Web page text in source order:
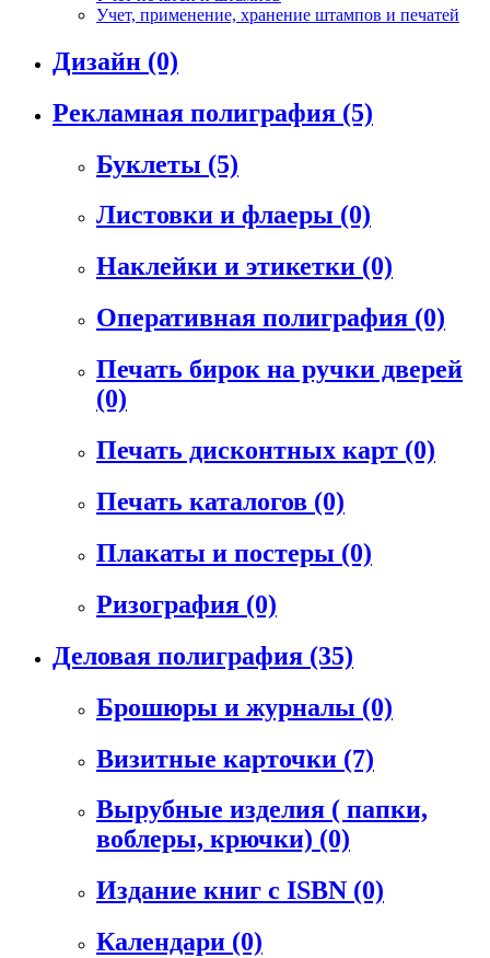
Учет, применение, хранение штампов и печатей
Дизайн (0)
Рекламная полиграфия (5)
Буклеты (5)
Листовки и флаеры (0)
Наклейки и этикетки (0)
Оперативная полиграфия (0)
Печать бирок на ручки дверей
(0)
Печать дисконтных карт (0)
Печать каталогов (0)
Плакаты и постеры (0)
Ризография (0)
Деловая полиграфия (35)
Брошюры и журналы (0)
Визитные карточки (7)
Вырубные изделия ( папки,
воблеры, крючки) (0)
Издание книг с ISBN (0)
Календари (0)